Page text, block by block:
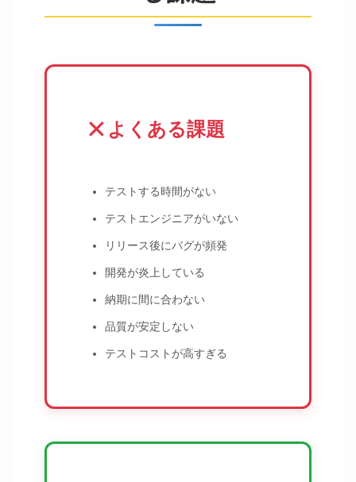
✕ よくある課題
テストする時間がない
テストエンジニアがいない
リリース後にバグが頻発
開発が炎上している
納期に間に合わない
品質が安定しない
テストコストが高すぎる